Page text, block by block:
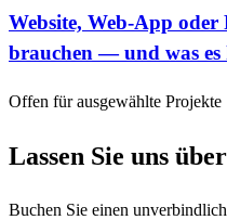
Website, Web-App
brauchen — und was es
Offen für ausgewählte Projekte
Lassen Sie uns
Buchen Sie einen